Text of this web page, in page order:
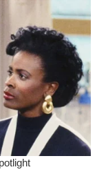
รจัดนิทรรศการ
รรมบรรยายในซี
อีก 36 ครั้ง
รติจากผู้เชี่ยวชาญ
าร่วมแชร์มุมมอง
คน นอกจาก
ประชุมยังได้รับ
ย้ำความสำเร็จ
ชั้นนำระดับโลก
างวัฒนธรรมรา